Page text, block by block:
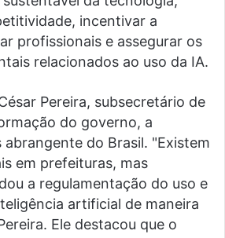
incentivar a
profissionais e assegurar os
relacionados ao uso da IA.
Pereira, subsecretário de
do governo, a
abrangente do Brasil. "Existem
em prefeituras, mas
a regulamentação do uso e
artificial de maneira
Ele destacou que o